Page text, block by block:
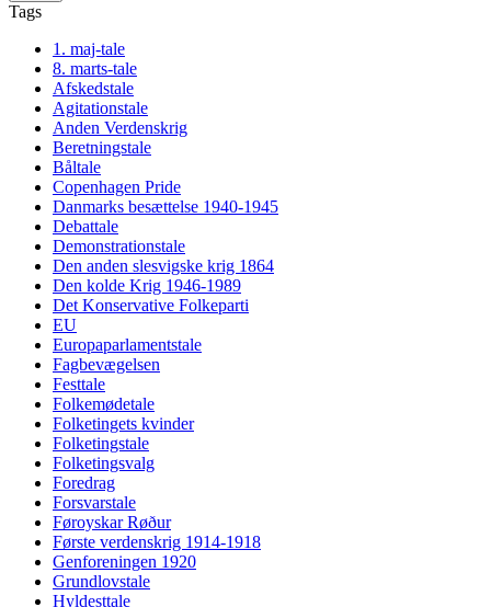
Tags
1. maj-tale
8. marts-tale
Afskedstale
Agitationstale
Anden Verdenskrig
Beretningstale
Båltale
Copenhagen Pride
Danmarks besættelse 1940-1945
Debattale
Demonstrationstale
Den anden slesvigske krig 1864
Den kolde Krig 1946-1989
Det Konservative Folkeparti
EU
Europaparlamentstale
Fagbevægelsen
Festtale
Folkemødetale
Folketingets kvinder
Folketingstale
Folketingsvalg
Foredrag
Forsvarstale
Føroyskar Røður
Første verdenskrig 1914-1918
Genforeningen 1920
Grundlovstale
Hyldesttale